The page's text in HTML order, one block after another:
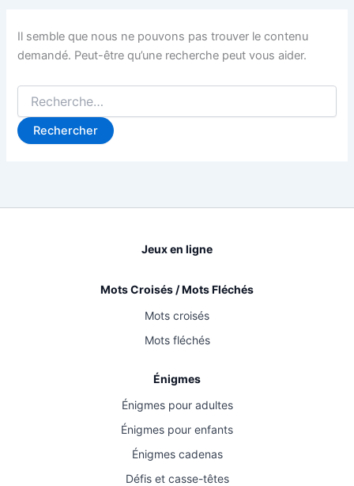
Il semble que nous ne pouvons pas trouver le contenu
demandé. Peut-être qu’une recherche peut vous aider.
Rechercher :
Jeux en ligne
Mots Croisés / Mots Fléchés
Mots croisés
Mots fléchés
Énigmes
Énigmes pour adultes
Énigmes pour enfants
Énigmes cadenas
Défis et casse-têtes